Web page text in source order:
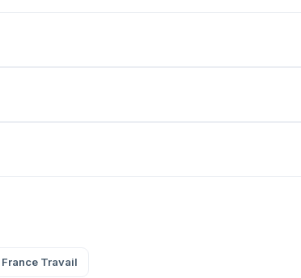
France Travail